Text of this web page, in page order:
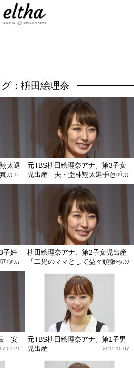
グ：枡田絵理奈
太選
...
元TBS枡田絵理奈アナ、第3子女
児出産 夫・堂林翔太選手と「...
2019.09.11
子妊
ツ...
枡田絵理奈アナ、第2子女児出産
「二児のママとして益々頑張っ...
2017.09.20
安
元TBS枡田絵理奈アナ、第1子男
児出産
2015.10.07